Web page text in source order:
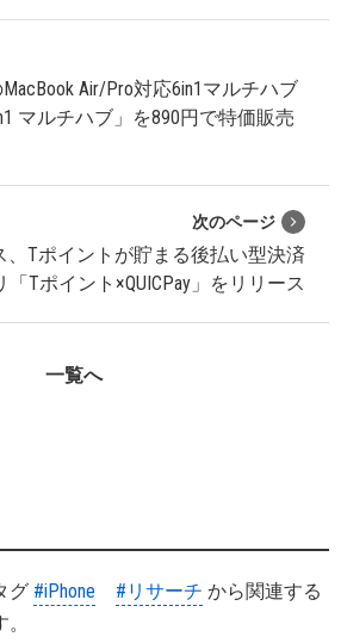
MacBook Air/Pro対応6in1マルチハブ
マルチハブ」を890円で特価販売
次のページ
、Tポイントが貯まる後払い型決済
「Tポイント×QUICPay」をリリース
一覧へ
グ #iPhone #リサーチ から関連する